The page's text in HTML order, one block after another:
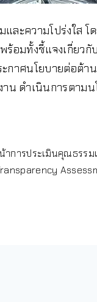
ะความโปร่งใส โ
อมทั้งชี้แจงเกี่ยวกั
ะกาศนโยบายต่อต้
ดำเนินการตามน
การประเมินคุณธรรม